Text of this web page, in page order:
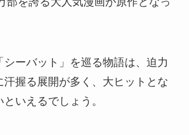
シーバット」を巡る物語は、迫力
汗握る展開が多く、大ヒットとな
いえるでしょう。